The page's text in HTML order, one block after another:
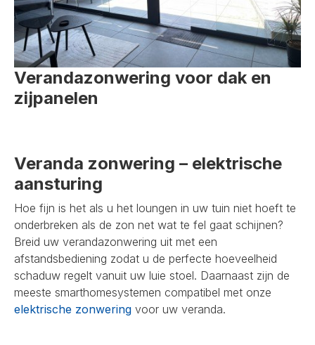
Verandazonwering voor dak en
zijpanelen
Veranda zonwering – elektrische
aansturing
Hoe fijn is het als u het loungen in uw tuin niet hoeft te
onderbreken als de zon net wat te fel gaat schijnen?
Breid uw verandazonwering uit met een
afstandsbediening zodat u de perfecte hoeveelheid
schaduw regelt vanuit uw luie stoel. Daarnaast zijn de
meeste smarthomesystemen compatibel met onze
elektrische zonwering voor uw veranda.